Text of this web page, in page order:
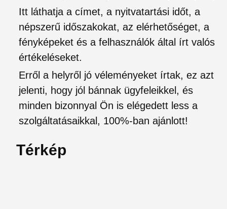
Itt láthatja a címet, a nyitvatartási időt, a
népszerű időszakokat, az elérhetőséget, a
fényképeket és a felhasználók által írt valós
értékeléseket.
Erről a helyről jó véleményeket írtak, ez azt
jelenti, hogy jól bánnak ügyfeleikkel, és
minden bizonnyal Ön is elégedett less a
szolgáltatásaikkal, 100%-ban ajánlott!
Térkép